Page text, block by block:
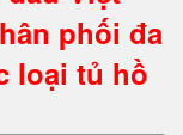
phối đa
loại tủ hồ